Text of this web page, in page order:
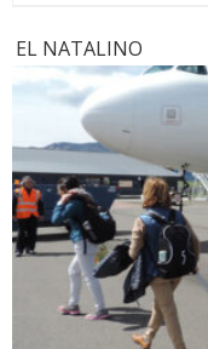
EL NATALINO